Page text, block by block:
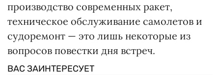
производство современных ракет,
техническое обслуживание самолетов и
судоремонт — это лишь некоторые из
вопросов повестки дня встреч.
ВАС ЗАИНТЕРЕСУЕТ